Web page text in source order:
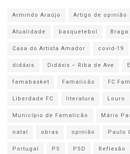
Armindo Araújo Artigo de opinião
Atualidade
basquetebol Braga
Casa do Artista Amador
covid-19
didáxis
Didáxis – Riba de Ave
famabasket
Famalicão FC
Liberdade FC
literatura
Louro
Município de Famalicão
Mário
natal
obras opinião Paulo
Portugal
PS PSD Reflexão